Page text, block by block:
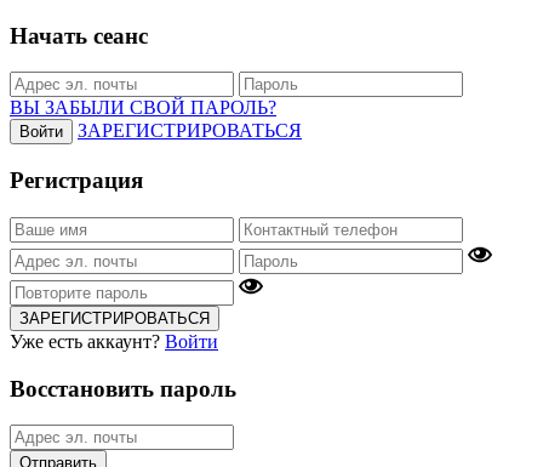
Начать сеанс
ВЫ ЗАБЫЛИ СВОЙ ПАРОЛЬ?
Войти ЗАРЕГИСТРИРОВАТЬСЯ
Регистрация
ЗАРЕГИСТРИРОВАТЬСЯ
Уже есть аккаунт? Войти
Восстановить пароль
Отправить